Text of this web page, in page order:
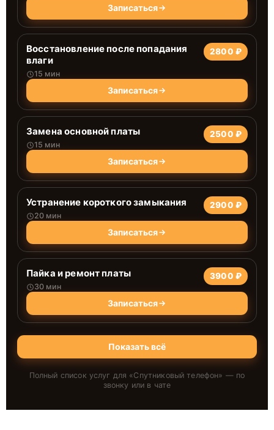
Записаться
Восстановление после попадания
влаги
15 мин
2800 ₽
Записаться
Замена основной платы
15 мин
2500 ₽
Записаться
Устранение короткого замыкания
20 мин
2900 ₽
Записаться
Пайка и ремонт платы
30 мин
3900 ₽
Записаться
Показать всё
Полный список услуг для «Спутниковый телефон» — по
звонку или в чате